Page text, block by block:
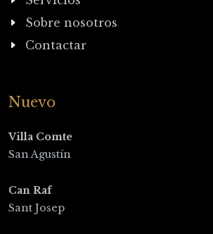
Sobre nosotros
Contactar
Nuevo
Villa Comte
San Agustín
Can Raf
Sant Josep